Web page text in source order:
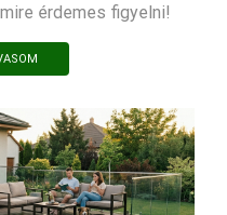
érdemes figyelni!